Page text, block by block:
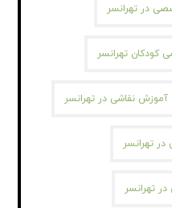
در تهرانسر
تهرانسر
آموزش نقاشی در تهرانسر
در تهرانسر
تهرانسر